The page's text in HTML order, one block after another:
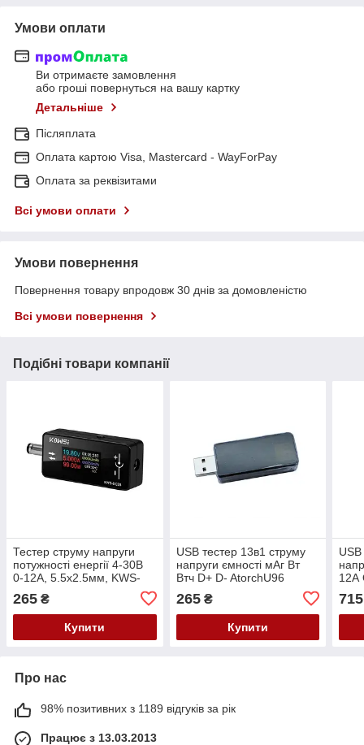
Умови оплати
Ви отримаєте замовлення
або гроші повернуться на вашу картку
Детальніше
Післяплата
Оплата картою Visa, Mastercard - WayForPay
Оплата за реквізитами
Всі умови оплати
Умови повернення
Повернення товару впродовж 30 днів за домовленістю
Всі умови повернення
Подібні товари компанії
Тестер струму напруги
потужності енергії 4-30В
0-12А, 5.5x2.5мм, KWS-
265 ₴
Купити
USB тестер 13в1 струму
напруги ємності мАг Вт
Втч D+ D- AtorchU96
265₴
Купити
12А
715
Про нас
98% позитивних з 1189 відгуків за рік
Працює з 13.03.2013